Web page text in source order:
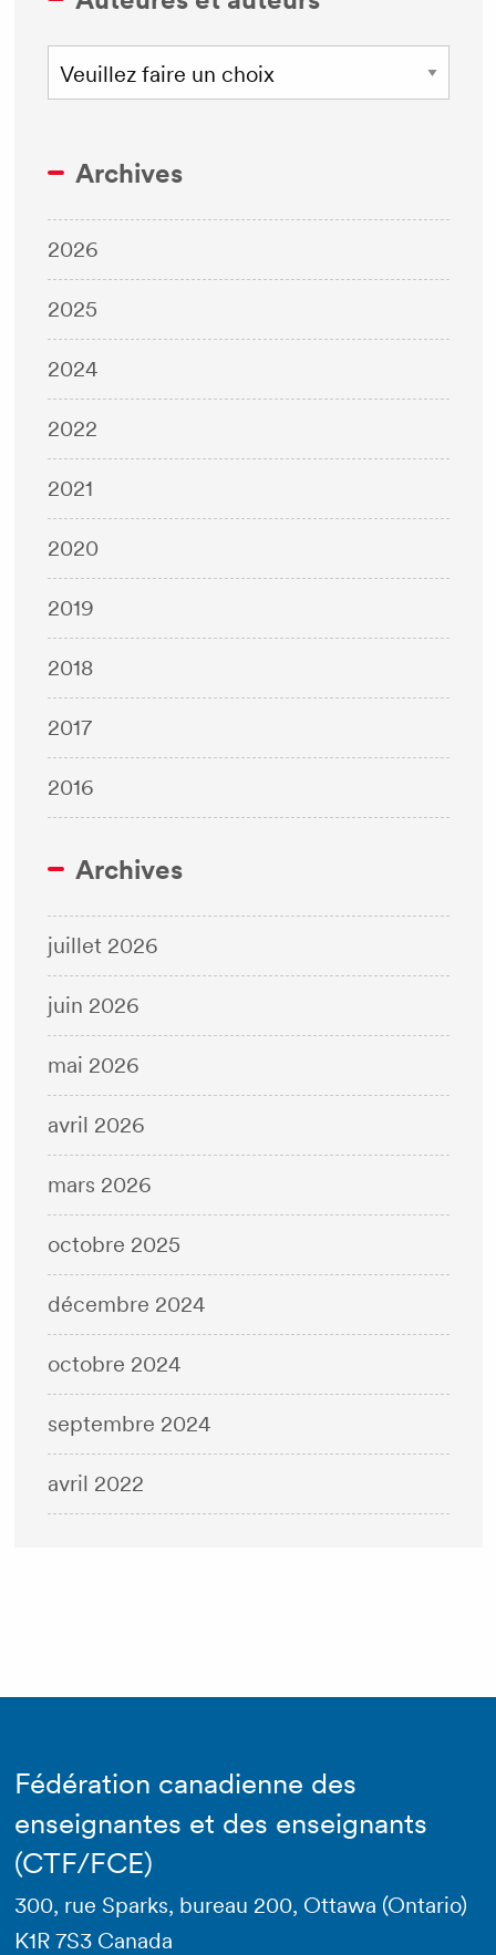
Archives
2026
2025
2024
2022
2021
2020
2019
2018
2017
2016
Archives
juillet 2026
juin 2026
mai 2026
avril 2026
mars 2026
octobre 2025
décembre 2024
octobre 2024
septembre 2024
avril 2022
Fédération canadienne des
enseignantes et des enseignants
(CTF/FCE)
300, rue Sparks, bureau 200, Ottawa (Ontario)
K1R 7S3 Canada